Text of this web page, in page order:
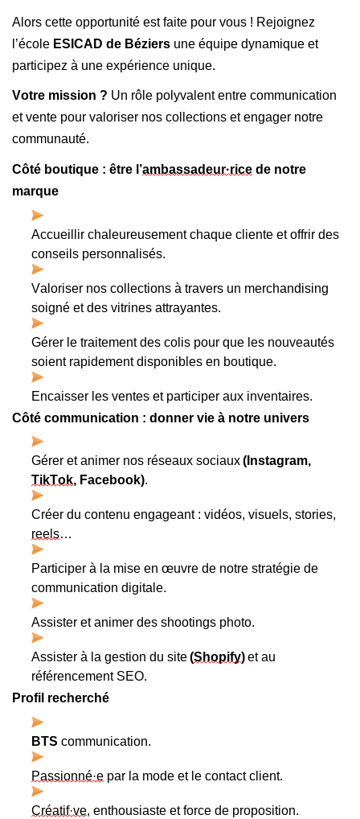
Alors cette opportunité est faite pour vous ! Rejoignez
l’école ESICAD de Béziers une équipe dynamique et
participez à une expérience unique.
Votre mission ? Un rôle polyvalent entre communication
et vente pour valoriser nos collections et engager notre
communauté.
Côté boutique : être l’ambassadeur·rice de notre
marque
Accueillir chaleureusement chaque cliente et offrir des
conseils personnalisés.
Valoriser nos collections à travers un merchandising
soigné et des vitrines attrayantes.
Gérer le traitement des colis pour que les nouveautés
soient rapidement disponibles en boutique.
Encaisser les ventes et participer aux inventaires.
Côté communication : donner vie à notre univers
Gérer et animer nos réseaux sociaux
TikTok, Facebook).
reels…
Participer à la mise en œuvre de notre stratégie de
communication digitale.
Assister et animer des shootings photo.
Assister à la gestion du site (Shopify) et au
référencement SEO.
Profil recherché
BTS communication.
Passionné·e par la mode et le contact client.
Créatif·ve, enthousiaste et force de proposition.